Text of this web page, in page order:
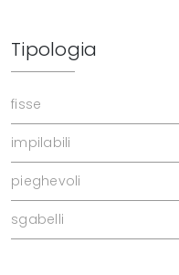
Tipologia
fisse
impilabili
pieghevoli
sgabelli